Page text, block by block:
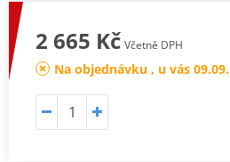
2 665 Kč Včetně DPH
Na objednávku , u vás 09.09.